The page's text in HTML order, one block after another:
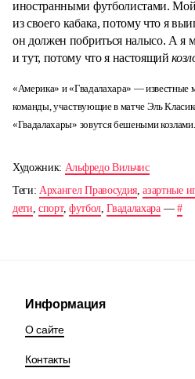
иностранными футболистами.
из своего кабака, потому что я
он должен побриться налысо. А я
и тут, потому что я настоящий
«Америка» и «Гвадалахара» — известные
команды, участвующие в матче Эль
«Гвадалахары» зовутся бешеными козлами.
Художник: Альфредо Вильчис
Теги:Архангел Правосудия,азартные
дети,спорт, футбол,Гвадалахара— #
Информация
О сайте
Контакты